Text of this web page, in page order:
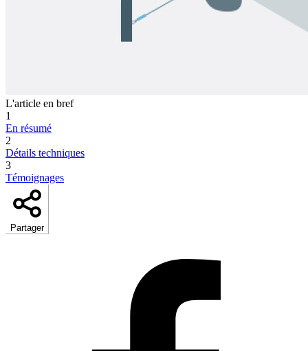
L'article en bref
1
En résumé
2
Détails techniques
3
Témoignages
Partager